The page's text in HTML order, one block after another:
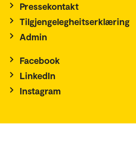
Pressekontakt
Tilgjengelegheitserklæring
Admin
Facebook
LinkedIn
Instagram